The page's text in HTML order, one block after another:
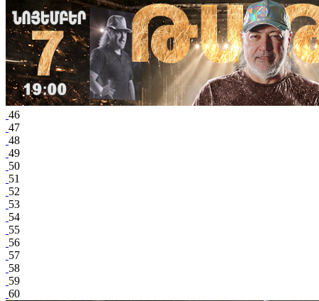
46
47
48
49
50
51
52
53
54
55
56
57
58
59
60